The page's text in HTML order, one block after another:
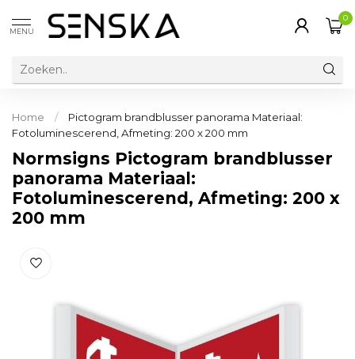
MENU
0
Home /
Pictogram brandblusser panorama Materiaal:
Fotoluminescerend, Afmeting: 200 x 200 mm
Normsigns Pictogram brandblusser
panorama Materiaal:
Fotoluminescerend, Afmeting: 200 x
200 mm